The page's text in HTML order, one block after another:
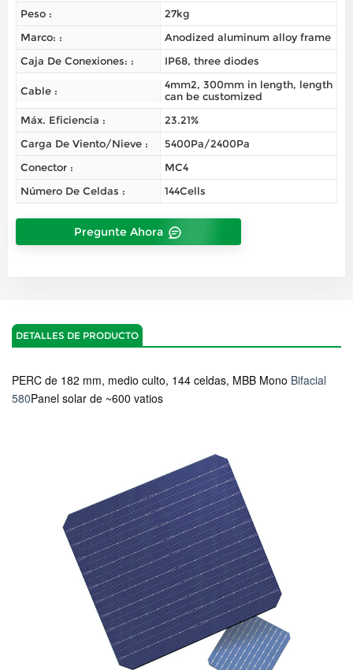
Peso :
27kg
Marco: :
Anodized aluminum alloy frame
Caja De Conexiones: :
IP68, three diodes
Cable :
4mm2, 300mm in length, length
can be customized
Máx. Eficiencia :
23.21%
Carga De Viento/nieve :
5400Pa/2400Pa
Conector :
MC4
Número De Celdas :
144Cells
Pregunte Ahora
DETALLES DE PRODUCTO
PERC de 182 mm, medio culto, 144 celdas, MBB Mono Bifacial
580Panel solar de ~600 vatios